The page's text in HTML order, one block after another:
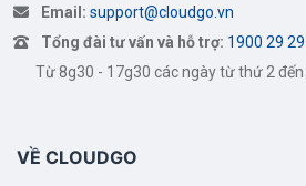
Email: support@cloudgo.vn
Tổng đài tư vấn và hỗ trợ: 1900 29
Từ 8g30 - 17g30 các ngày từ thứ 2
VỀ CLOUDGO